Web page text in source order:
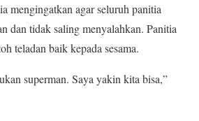
mengingatkan agar seluruh panitia
dan tidak saling menyalahkan. Panitia
teladan baik kepada sesama.
superman. Saya yakin kita bisa,”